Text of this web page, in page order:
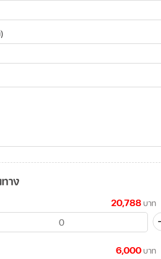
าง
20,788บาท
6,000บาท